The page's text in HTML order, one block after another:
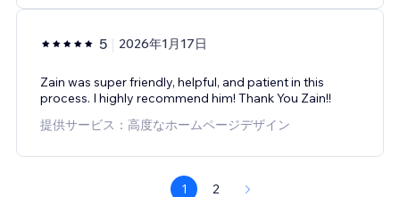
5 2026年1月17日
Zain was super friendly, helpful, and patient in this
process. I highly recommend him! Thank You Zain!!
提供サービス：高度なホームページデザイン
1 2